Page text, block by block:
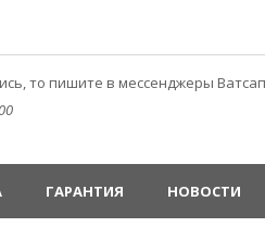
то пишите в мессенджеры
ГАРАНТИЯ НОВОСТИ